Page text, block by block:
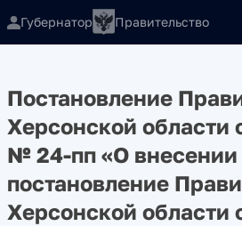
Губернатор Правительство
Постановление
Херсонской области
№ 24-пп «О внесении
постановление
Херсонской области